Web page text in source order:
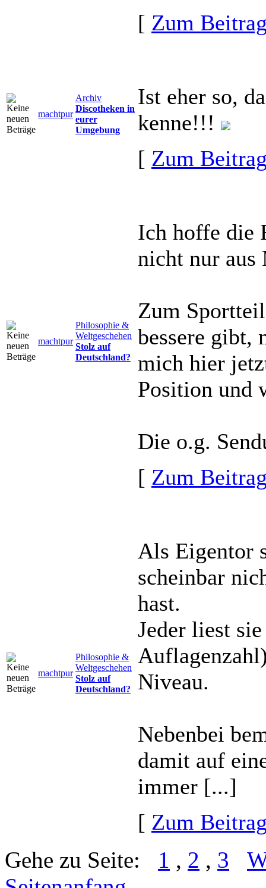
[ Zum
machtpur
Archiv
Discotheken in
eurer
Umgebung
Ist eher so,
kenne!!!
[ Zum
machtpur
Philosophie &
Weltgeschehen
Stolz auf
Deutschland?
Ich hoffe die
nicht nur aus
Zum
bessere gibt,
mich hier
Position und
Die o.g.
[ Zum
machtpur
Philosophie &
Weltgeschehen
Stolz auf
Deutschland?
Als Eigentor
scheinbar
hast.
Jeder liest
Niveau.
Nebenbei
damit auf
immer [...]
[ Zum
Gehe zu Seite: 1 , 2 , 3